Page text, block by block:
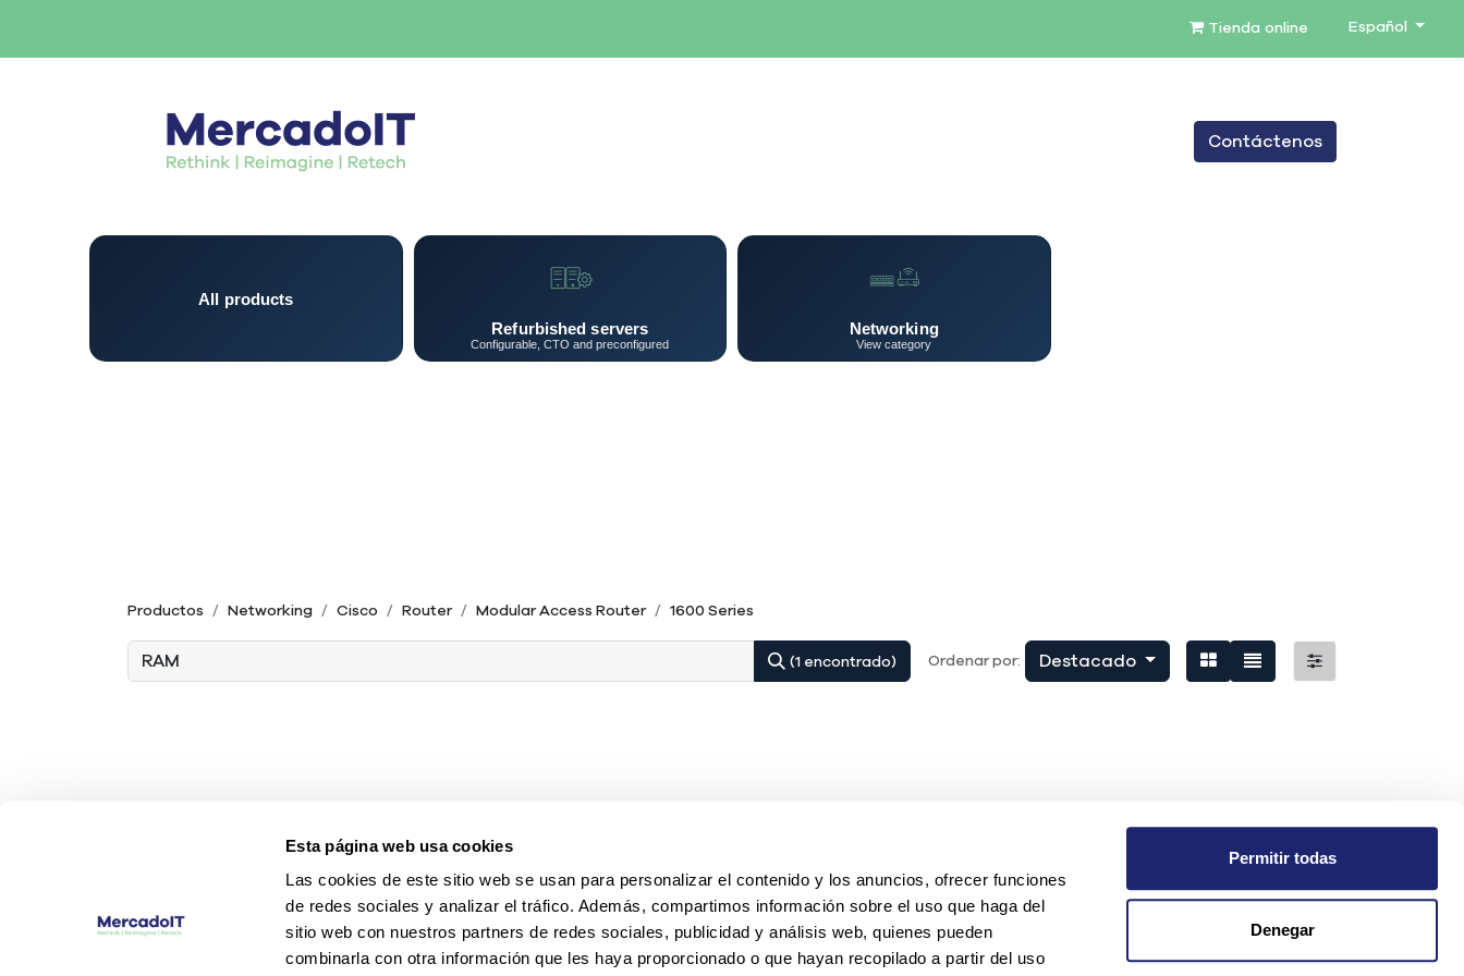
Esta página web usa cookies
Las cookies de este sitio web se usan para personalizar el contenido y los anuncios, ofrecer funciones
de redes sociales y analizar el tráfico. Además, compartimos información sobre el uso que haga del
sitio web con nuestros partners de redes sociales, publicidad y análisis web, quienes pueden
combinarla con otra información que les haya proporcionado o que hayan recopilado a partir del uso
Permitir todas
Denegar
Tienda online Español
BLOG
Contáctenos
All products
Refurbished servers
Configurable, CTO and preconfigured
Networking
View category
Productos Networking Cisco Router Modular Access Router 1600 Series
(1 encontrado) Ordenar por: Destacado